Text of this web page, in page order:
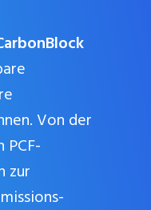
Von der
zur